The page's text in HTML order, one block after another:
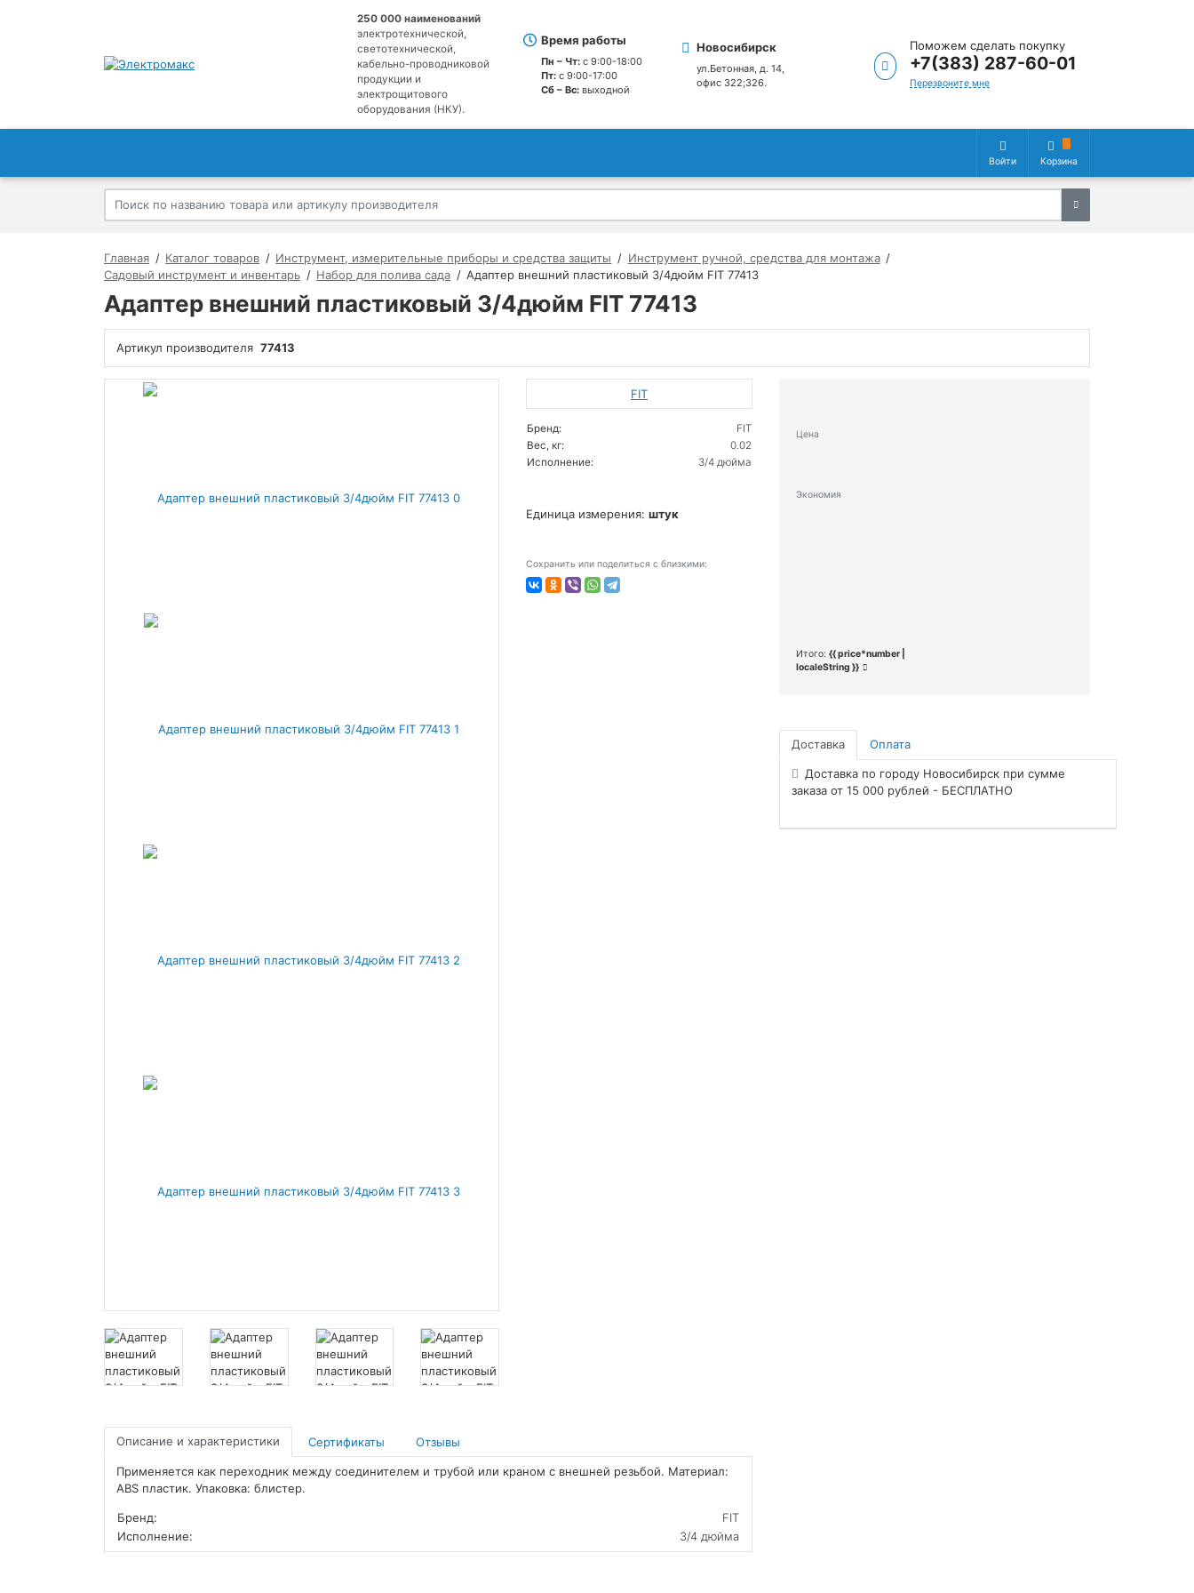
250 000 наименований
электротехнической,
светотехнической,
кабельно-проводниковой
продукции и
электрощитового
оборудования (НКУ).
Время работы
Пн – Чт:с 9:00-18:00
Пт: с 9:00-17:00
Сб – Вс:выходной
Новосибирск
ул.Бетонная, д. 14,
офис 322;326.
Поможем сделать покупку
+7(383) 287-60-01
Перезвоните мне
Войти Корзина
Главная Каталог товаров Инструмент, измерительные приборы и средства защиты
Инструмент ручной, средства для монтажа
Садовый инструмент и инвентарь
Набор для полива сада Адаптер внешний пластиковый 3/4дюйм FIT 77413
Адаптер внешний пластиковый 3/4дюйм FIT 77413
Артикул производителя 77413
FIT
Бренд:
FIT
Вес, кг:
0.02
Исполнение:
3/4 дюйма
Единица измерения: штук
Сохранить или поделиться с близкими:
Цена
Экономия
Итого: {{ price*number |
localeString }}
Доставка Оплата
Доставка по городу Новосибирск при сумме
заказа от 15 000 рублей - БЕСПЛАТНО
Описание и характеристики Сертификаты Отзывы
Применяется как переходник между соединителем и трубой или краном с внешней резьбой. Материал:
ABS пластик. Упаковка: блистер.
Бренд:
FIT
Исполнение:
3/4 дюйма